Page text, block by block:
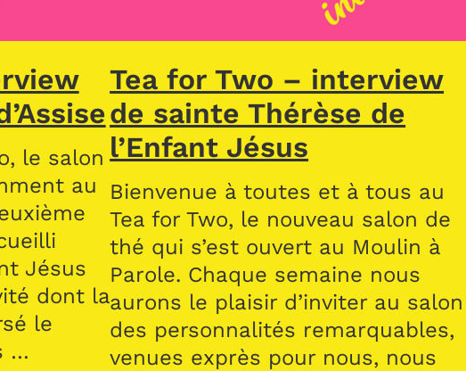
le salon
au
Jésus
dont la
le
…
Tea for Two – interview
de sainte Thérèse de
l’Enfant Jésus
Bienvenue à toutes et à tous au
Tea for Two, le nouveau salon de
thé qui s’est ouvert au Moulin à
Parole. Chaque semaine nous
aurons le plaisir d’inviter au salon
des personnalités remarquables,
venues exprès pour nous, nous